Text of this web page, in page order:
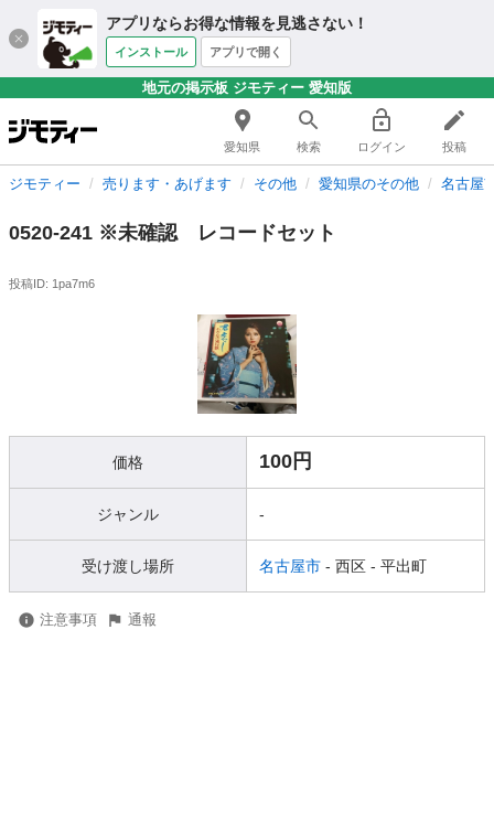
アプリならお得な情報を見逃さない！
インストール アプリで開く
地元の掲示板 ジモティー 愛知版
愛知県 検索 ログイン 投稿
ジモティー 売ります・あげます その他 愛知県のその他 名古屋
0520-241 ※未確認 レコードセット
投稿ID: 1pa7m6
価格 100円
ジャンル -
受け渡し場所 名古屋市 - 西区 - 平出町
注意事項 通報